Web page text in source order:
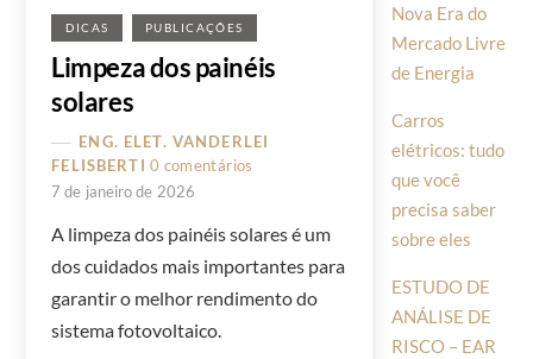
DICAS PUBLICAÇÕES
Limpeza dos painéis
solares
ENG. ELET. VANDERLEI
FELISBERTI 0 comentários
7 de janeiro de 2026
A limpeza dos painéis solares é um
dos cuidados mais importantes para
garantir o melhor rendimento do
sistema fotovoltaico.
Nova Era do
Mercado Livre
de Energia
Carros
elétricos: tudo
que você
precisa saber
sobre eles
ESTUDO DE
ANÁLISE DE
RISCO – EAR